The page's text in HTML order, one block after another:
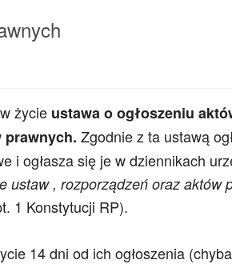
życie ustawa o ogłoszeniu
Zgodnie z ta ustawą
i ogłasza się je w dziennikach
ustaw , rozporządzeń oraz aktów
1 Konstytucji RP).
14 dni od ich ogłoszenia